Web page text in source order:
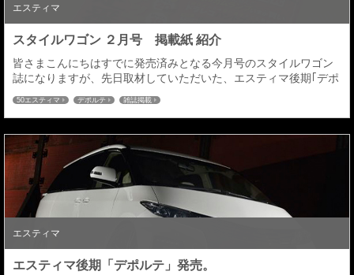
エスティマ
スタイルワゴン ２月号 掲載紙 紹介
皆さまこんにちはすでに発売済みとなる今月号のスタイルワゴン
誌になりますが、先日取材していただいた、エスティマ後期｢デポ
ルテ｣が紹介されております！！そしてある企画が紙面でスタート
しました。今月号の表紙はこちらです。見開きでご紹介いただい
ております。編集部の皆様いつもありがとうございます。そして
ある企画はというと・・・スタワゴオデッセイ改造計画！！RCオ
デッセイのオーナーには毎月楽しみな企画ではない...
50エスティマ デポルテ 雑誌掲載
エスティマ
エスティマ後期「デポルテ」発売。